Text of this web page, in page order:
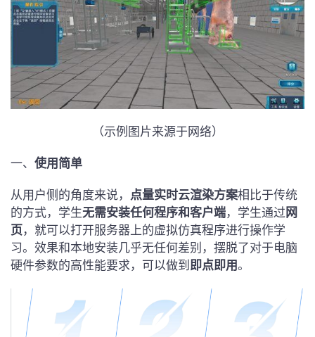
（示例图片来源于网络）
一、 使用简单
从用户侧的角度来说， 点量实时云渲染方案相比于传统
的方式，学生无需安装任何程序和客户端，学生通过网
页 ，就可以打开服务器上的虚拟仿真程序进行操作学
习。效果和本地安装几乎无任何差别，摆脱了对于电脑
硬件参数的高性能要求，可以做到 即点即用。